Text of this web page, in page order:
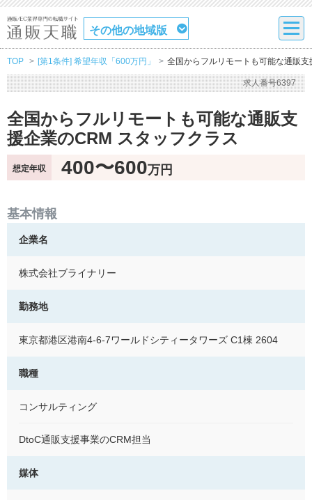
その他の地域版
TOP [第1条件] 希望年収「600万円」 全国からフルリモートも可能な通販
求人番号6397
全国からフルリモートも可能な通販支
援企業のCRM スタッフクラス
想定年収 400〜600万円
基本情報
企業名
株式会社ブライナリー
勤務地
東京都港区港南4-6-7ワールドシティータワーズ C1棟 2604
職種
コンサルティング
DtoC通販支援事業のCRM担当
媒体